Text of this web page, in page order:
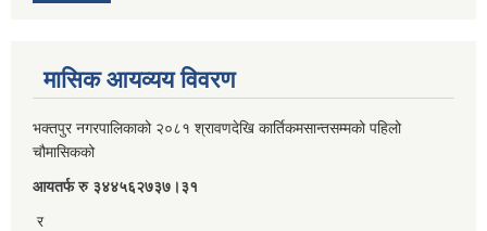
मासिक आयव्यय विवरण
भक्तपुर नगरपालिकाको २०८१ श्रावणदेखि कार्तिकमसान्तसम्मको पहिलो
चौमासिकको
आयतर्फ रु‌ ३४४५६२७३७।३१
र